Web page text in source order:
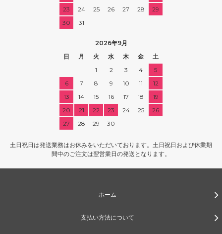
23
24 25 26 27 28
29
30
31
2026年9月
日
月 火 水 木 金
土
1
2 3 4
5
6
7 8 9 10 11
12
13
14 15 16 17 18
19
20
21 22 23 24 25
26
27
28 29 30
土日祝日は発送業務はお休みをいただいております。土日祝日および休業期
間中のご注文は翌営業日の発送となります。
ホーム
支払い方法について